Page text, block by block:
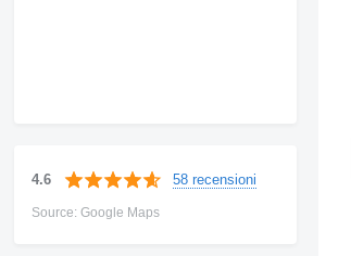
4.6 58 recensioni
Source: Google Maps